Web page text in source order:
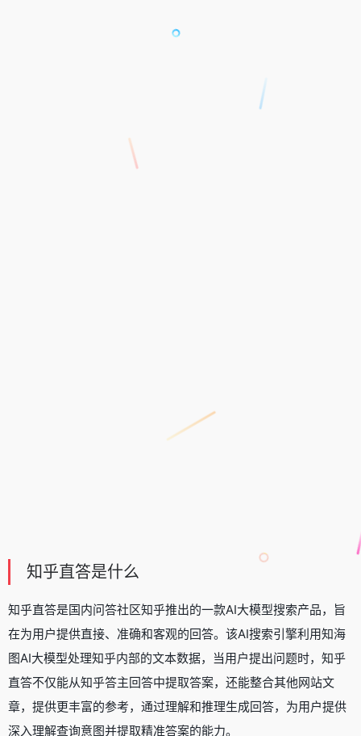
知乎直答是什么
知乎直答是国内问答社区知乎推出的一款AI大模型搜索产品，旨
在为用户提供直接、准确和客观的回答。该AI搜索引擎利用知海
图AI大模型处理知乎内部的文本数据，当用户提出问题时，知乎
直答不仅能从知乎答主回答中提取答案，还能整合其他网站文
章，提供更丰富的参考，通过理解和推理生成回答，为用户提供
深入理解查询意图并提取精准答案的能力。